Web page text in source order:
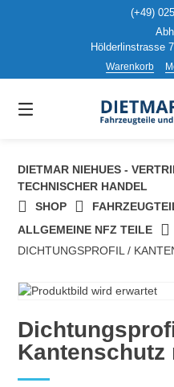
(+49)
Hölderlinstrasse
Warenkorb
DIETMAR NIEHUES -
TECHNISCHER HANDEL
SHOP
ALLGEMEINE NFZ TEILE
DICHTUNGSPROFIL /